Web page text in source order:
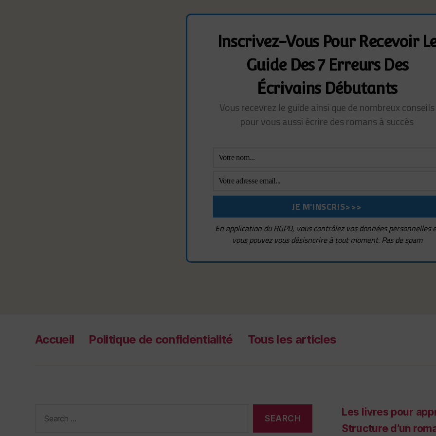
Inscrivez-Vous Pour Recevoir
Guide Des 7 Erreurs Des
Écrivains Débutants
Vous recevrez le guide ainsi que de nombreux conseils
pour vous aussi écrire des romans à succès
En application du RGPD, vous contrôlez vos données personnelles
vous pouvez vous désisncrire à tout moment. Pas de spam
Accueil Politique de confidentialité Tous les articles
for:
Les livres pour
Structure d’un